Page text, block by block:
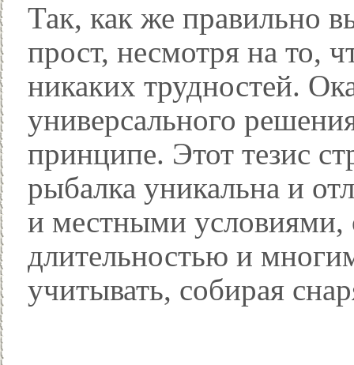
Так, как же правильно
прост, несмотря на то,
никаких трудностей.
универсального
принципе. Этот тезис
рыбалка уникальна и
и местными условиями,
длительностью и
учитывать, собирая